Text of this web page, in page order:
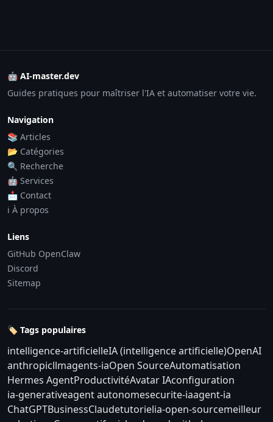
🤖 AI-master.dev
Guides pratiques pour maîtriser l'IA et automatiser votre vie.
Navigation
📚 Articles
📂 Catégories
🔍 Recherche
🤖 Services
📩 Contact
ℹ️ À propos
Liens
GitHub OpenClaw
Discord
Sitemap
🏷️ Tags populaires
intelligence-artificielleIA (intelligence artificielle)OpenAI
anthropicllmagents-iaOpen SourceAutomatisation
Hermes AgentProductivitéAvatar IAconfiguration
ia-generativeagent autonomesecurite-iaagent-ia
ChatGPTBusinessClaudetutorielia-open-sourcemeilleur